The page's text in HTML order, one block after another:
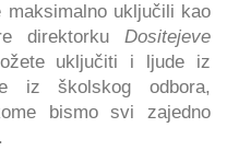
uključili kao
direktorku Dositejeve
uključiti i ljude iz
iz školskog odbora,
bismo svi zajedno